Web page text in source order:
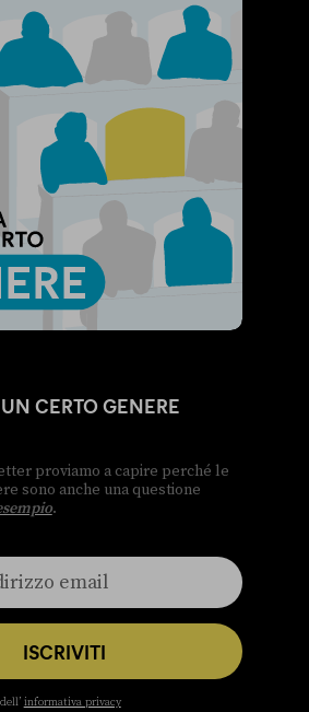
CERTO GENERE
proviamo a capire perché le
sono anche una questione
.
ISCRIVITI
informativa privacy